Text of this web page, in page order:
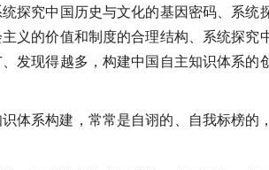
探究中国历史与文化的基因密码、系统
义的价值和制度的合理结构、系统探究
发现得越多，构建中国自主知识体系的
体系构建，常常是自诩的、自我标榜的